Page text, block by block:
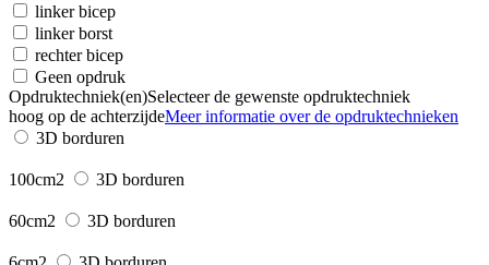
linker bicep
linker borst
rechter bicep
Geen opdruk
Opdruktechniek(en)Selecteer de gewenste opdruktechniek
hoog op de achterzijdeMeer informatie over de opdruktechnieken
3D borduren
100cm2 3D borduren
60cm2 3D borduren